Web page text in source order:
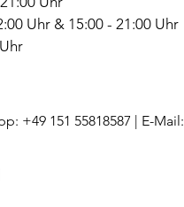
Uhr & 15:00 - 21:00 Uhr
+49 151 55818587 | E-Mail: